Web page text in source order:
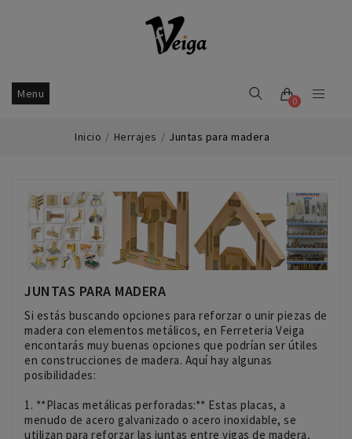
Menu
0
Inicio Herrajes Juntas para madera
JUNTAS PARA MADERA
Si estás buscando opciones para reforzar o unir piezas de
madera con elementos metálicos, en Ferreteria Veiga
encontarás muy buenas opciones que podrían ser útiles
en construcciones de madera. Aquí hay algunas
posibilidades:
1. **Placas metálicas perforadas:** Estas placas, a
menudo de acero galvanizado o acero inoxidable, se
utilizan para reforzar las juntas entre vigas de madera,